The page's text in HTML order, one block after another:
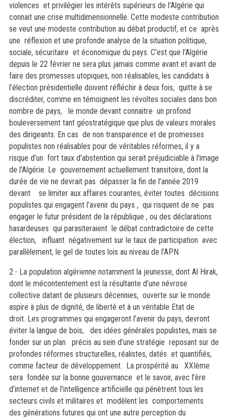
violences et privilégier les intérêts supérieurs de l’Algérie qui
connait une crise multidimensionnelle. Cette modeste contribution
se veut une modeste contribution au débat productif, et ce après
une réflexion et une profonde analyse de la situation politique,
sociale, sécuritaire et économique du pays. C’est que l’Algérie
depuis le 22 février ne sera plus jamais comme avant et avant de
faire des promesses utopiques, non réalisables, les candidats à
l’élection présidentielle doivent réfléchir à deux fois, quitte à se
discréditer, comme en témoignent les révoltes sociales dans bon
nombre de pays, le monde devant connaitre un profond
bouleversement tant géostratégique que plus de valeurs morales
des dirigeants. En cas de non transparence et de promesses
populistes non réalisables pour de véritables réformes, il y a
risque d’un fort taux d’abstention qui serait préjudiciable à l'image
de l'Algérie. Le gouvernement actuellement transitoire, dont la
durée de vie ne devrait pas dépasser la fin de l’année 2019
devant se limiter aux affaires courantes, éviter toutes décisions
populistes qui engagent l’avenir du pays , qui risquent de ne pas
engager le futur président de la république , ou des déclarations
hasardeuses qui parasiteraient le débat contradictoire de cette
élection, influant négativement sur le taux de participation avec
parallèlement, le gel de toutes lois au niveau de l’APN.
2.- La population algérienne notamment la jeunesse, dont Al Hirak,
dont le mécontentement est la résultante d’une névrose
collective datant de plusieurs décennies, ouverte sur le monde
aspire à plus de dignité, de liberté et à un véritable Etat de
droit. Les programmes qui engageront l’avenir du pays, devront
éviter la langue de bois, des idées générales populistes, mais se
fonder sur un plan précis au sein d’une stratégie reposant sur de
profondes réformes structurelles, réalistes, datés et quantifiés,
comme facteur de développement. La prospérité au XXIème
sera fondée sur la bonne gouvernance et le savoir, avec l’ère
d’internet et de l’intelligence artificielle qui pénètrent tous les
secteurs civils et militaires et modèlent les comportements
des générations futures qui ont une autre perception du